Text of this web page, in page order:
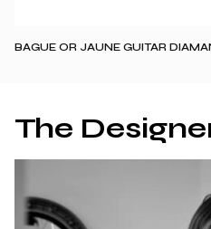
BAGUE OR JAUNE GUITAR
The